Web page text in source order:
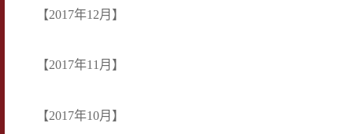
【2017年12月】
【2017年11月】
【2017年10月】